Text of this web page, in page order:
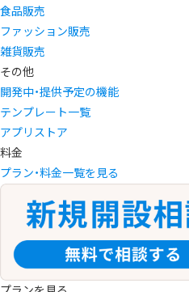
食品販売
ファッション販売
雑貨販売
その他
開発中・提供予定の機能
テンプレート一覧
アプリストア
料金
プラン・料金一覧を見る